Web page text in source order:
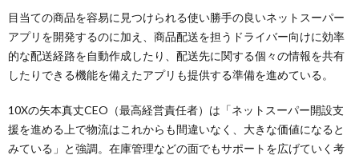
目当ての商品を容易に見つけられる使い勝手の良いネットスーパー
アプリを開発するのに加え、商品配送を担うドライバー向けに効率
的な配送経路を自動作成したり、配送先に関する個々の情報を共有
したりできる機能を備えたアプリも提供する準備を進めている。
10Xの矢本真丈CEO（最高経営責任者）は「ネットスーパー開設支
援を進める上で物流はこれからも間違いなく、大きな価値になると
みている」と強調。在庫管理などの面でもサポートを広げていく考